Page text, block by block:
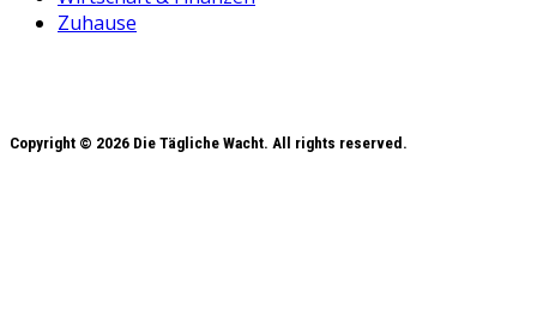
Zuhause
Copyright © 2026 Die Tägliche Wacht. All rights reserved.